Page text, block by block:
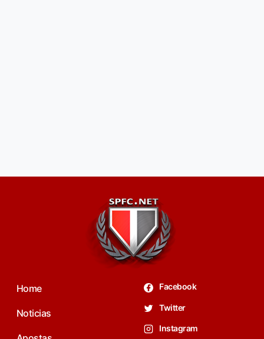
Home
Noticias
Facebook
Twitter
Instagram